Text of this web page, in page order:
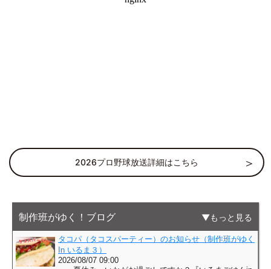
2026プロ野球放送詳細はこちら
制作班がゆく！ブログ もっと見る